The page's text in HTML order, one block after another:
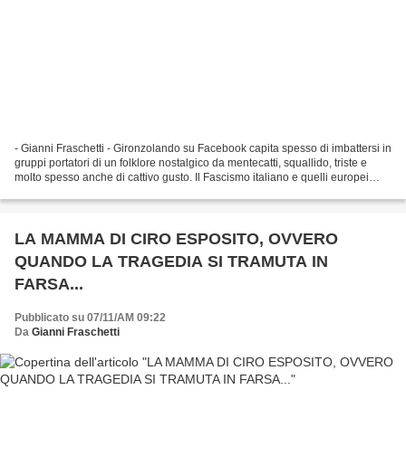
- Gianni Fraschetti - Gironzolando su Facebook capita spesso di imbattersi in
gruppi portatori di un folklore nostalgico da mentecatti, squallido, triste e
molto spesso anche di cattivo gusto. Il Fascismo italiano e quelli europei
LA MAMMA DI CIRO ESPOSITO, OVVERO
QUANDO LA TRAGEDIA SI TRAMUTA IN
FARSA...
Pubblicato su 07/11/AM 09:22
Da Gianni Fraschetti